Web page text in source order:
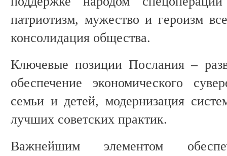
патриотизм, мужество и героизм
консолидация общества.
Ключевые позиции Послания –
обеспечение экономического
семьи и детей, модернизация
лучших советских практик.
Важнейшим элементом